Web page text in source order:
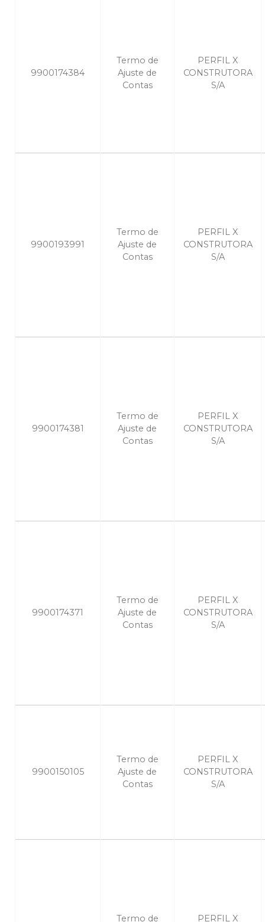
9900174384
Termo de
Ajuste de
Contas
PERFIL X
CONSTRUTORA
S/A
9900193991
Termo de
Ajuste de
Contas
PERFIL X
CONSTRUTORA
S/A
9900174381
Termo de
Ajuste de
Contas
PERFIL X
CONSTRUTORA
S/A
9900174371
Termo de
Ajuste de
Contas
PERFIL X
CONSTRUTORA
S/A
9900150105
Termo de
Ajuste de
Contas
PERFIL X
CONSTRUTORA
S/A
Termo de PERFIL X